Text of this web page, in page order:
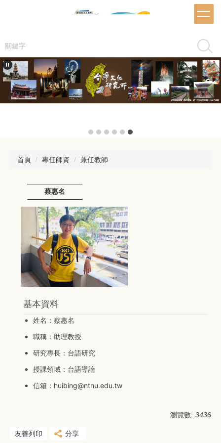
內
容
區
搜尋
首頁 專任師資 兼任教師
蔡惠名
基本資料
姓名：蔡惠名
職稱：助理教授
研究專長：台語研究
授課領域：台語導論
信箱： huibing@ntnu.edu.tw
瀏覽數: 3436
友善列印 分享